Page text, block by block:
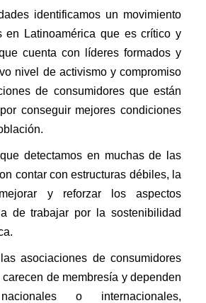
identificamos un movimiento
en Latinoamérica que es crítico y
cuenta con líderes formados y
nivel de activismo y compromiso
de consumidores que están
conseguir mejores condiciones
detectamos en muchas de las
contar con estructuras débiles, la
y reforzar los aspectos
de trabajar por la sostenibilidad
asociaciones de consumidores
carecen de membresía y dependen
o internacionales,